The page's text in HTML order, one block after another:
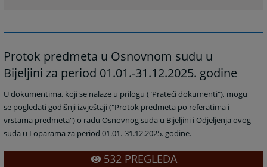
Protok predmeta u Osnovnom sudu u
Bijeljini za period 01.01.-31.12.2025. godine
U dokumentima, koji se nalaze u prilogu ("Prateći dokumenti"), mogu
se pogledati godišnji izvještaji ("Protok predmeta po referatima i
vrstama predmeta") o radu Osnovnog suda u Bijeljini i Odjeljenja ovog
suda u Loparama za period 01.01.-31.12.2025. godine.
532PREGLEDA